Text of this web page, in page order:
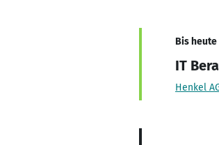
Bis heute
IT
Henkel